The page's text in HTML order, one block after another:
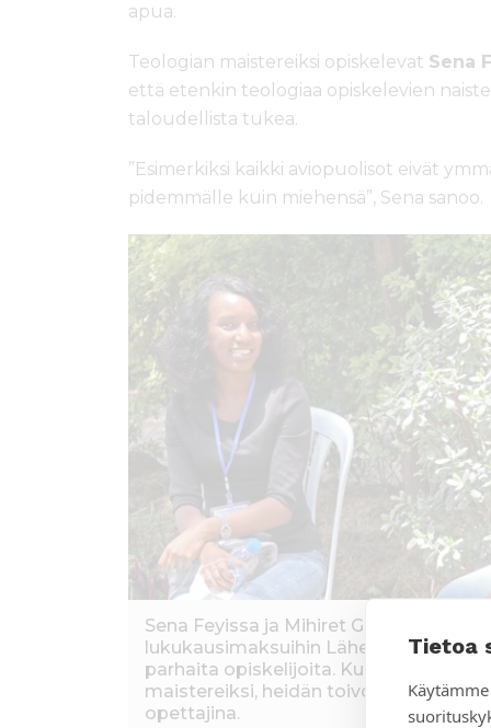
Tietoa
apua.
Teologian maistereiksi opiskelevat Sena
että etenkin teologiaa opiskelevien
taloudellista tukea.
”Esimerkiksi kaikki aviopuolisot eivät
pidemmälle kuin miehensä”, Sena sanoo.
Sena Feyissa ja Mihiret Gosaye ovat
lukukausimaksuihin Lähetysseuralta
parhaita opiskelijoita. Kun naiset ovat
maistereiksi, heidän toivotaan
opettajina.